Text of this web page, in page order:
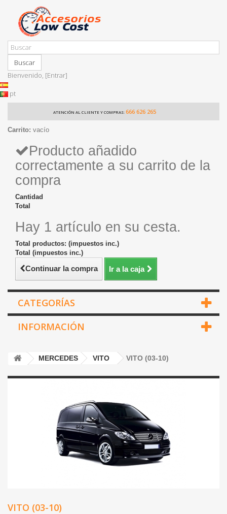
Buscar
Bienvenido, [Entrar]
pt
ATENCIÓN AL CLIENTE Y COMPRAS: 666 626 265
Carrito: vacío
Producto añadido
correctamente a su carrito de la
compra
Cantidad
Total
Hay 1 artículo en su cesta.
Total productos: (impuestos inc.)
Total (impuestos inc.)
Continuar la compra Ir a la caja
CATEGORÍAS
INFORMACIÓN
MERCEDES VITO VITO (03-10)
VITO (03-10)